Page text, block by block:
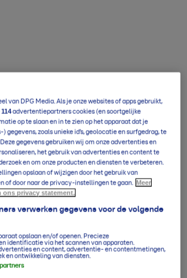
overzicht
uur
van DPG Media. Als je onze websites of apps gebruikt,
114advertentiepartners cookies (en soortgelijke
op te slaan en in te zien op het apparaat dat je
gegevens, zoals unieke id’s, geolocatie en surfgedrag, te
gegevens gebruiken wij om onze advertenties en
het gebruik van advertenties en content te
en om onze producten en diensten te verbeteren.
opslaan of wijzigen door het gebruik van
of door naar de privacy-instellingen te gaan. Meer
ons privacy statement.
verwerken gegevens voor de volgende
opslaan en/of openen. Precieze
identificatie via het scannen van apparaten.
en content, advertentie- en contentmetingen,
en ontwikkeling van diensten.